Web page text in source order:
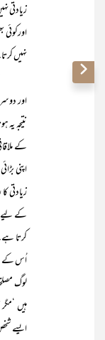
زیادتی
نہیں
اس
اور
نتیجہ
کے
اپنی
زیادتی
کے لیے
کرتا
اُس کے
لوگ
ہیں
ایسے